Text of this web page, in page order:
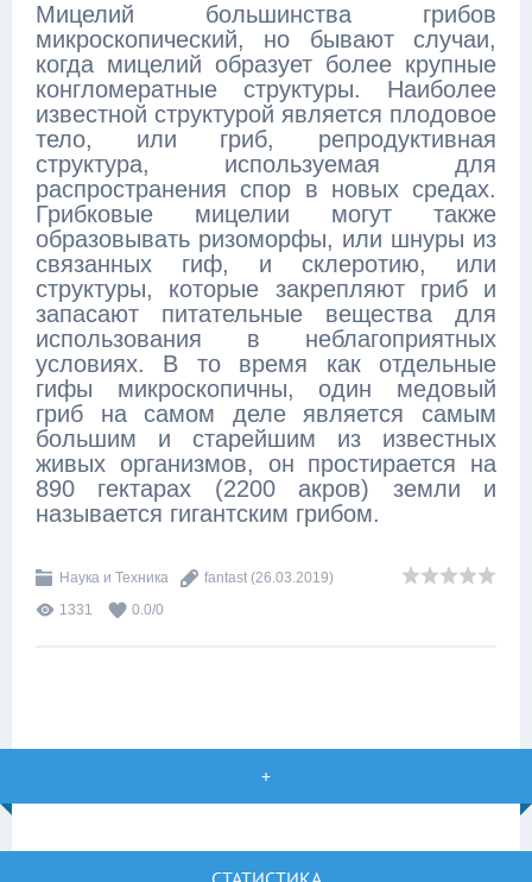
Мицелий большинства грибов
микроскопический, но бывают случаи,
когда мицелий образует более крупные
конгломератные структуры. Наиболее
известной структурой является плодовое
тело, или гриб, репродуктивная
структура, используемая для
распространения спор в новых средах.
Грибковые мицелии могут также
образовывать ризоморфы, или шнуры из
связанных гиф, и склеротию, или
структуры, которые закрепляют гриб и
запасают питательные вещества для
использования в неблагоприятных
условиях. В то время как отдельные
гифы микроскопичны, один медовый
гриб на самом деле является самым
большим и старейшим из известных
живых организмов, он простирается на
890 гектарах (2200 акров) земли и
называется гигантским грибом.
Наука и Техника fantast (26.03.2019)
1331
0.0/0
+